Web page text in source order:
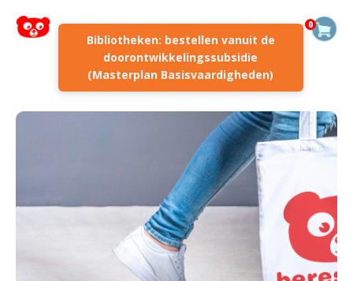
Bibliotheken: bestellen vanuit de
doorontwikkelingssubsidie
(Masterplan Basisvaardigheden)
0